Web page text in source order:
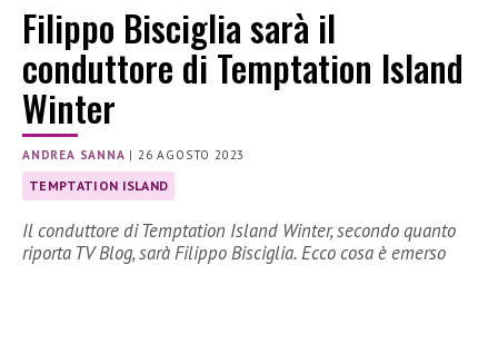
Filippo Bisciglia sarà il
conduttore di Temptation Island
Winter
ANDREA SANNA |26 AGOSTO 2023
TEMPTATION ISLAND
Il conduttore di Temptation Island Winter, secondo quanto
riporta TV Blog, sarà Filippo Bisciglia. Ecco cosa è emerso